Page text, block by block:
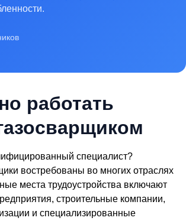
работать
специалист?
востребованы во многих отраслях
места трудоустройства включают
строительные компании,
и специализированные